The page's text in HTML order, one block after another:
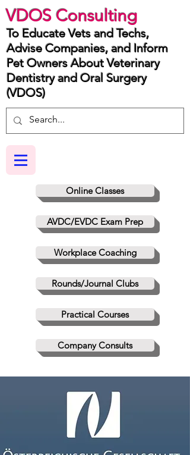
VDOS Consulting
Online Classes
AVDC/EVDC Exam Prep
Workplace Coaching
Rounds/Journal Clubs
Practical Courses
Company Consults
To Educate Vets and Techs,
Advise Companies, and Inform
Pet Owners About Veterinary
Dentistry and Oral Surgery
(VDOS)